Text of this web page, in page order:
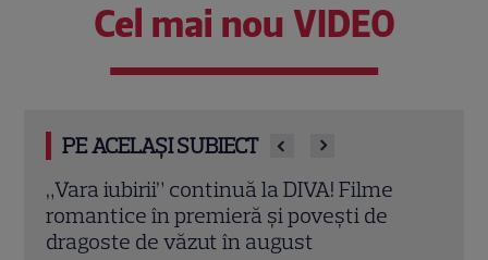
Cel mai nou VIDEO
PE ACELAȘI SUBIECT
Eva Pavel a început filmările pentru noul
sezon „Apel la consilier”. Ce pregătește
la Kanal D